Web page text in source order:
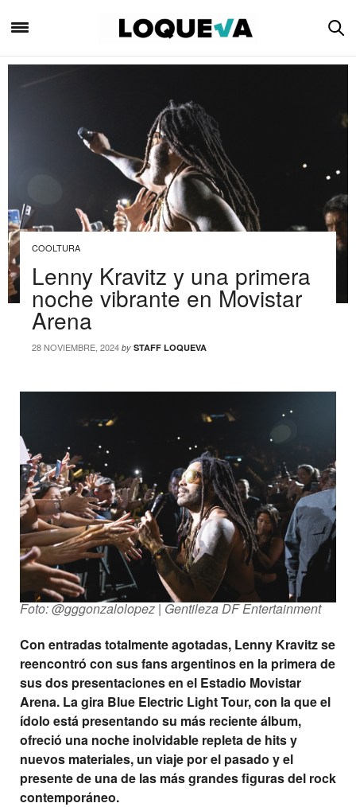
COOLTURA
Lenny Kravitz y una primera
noche vibrante en Movistar
Arena
28 NOVIEMBRE, 2024 by STAFF LOQUEVA
Foto: @gggonzalolopez | Gentileza DF Entertainment
Con entradas totalmente agotadas, Lenny Kravitz se
reencontró con sus fans argentinos en la primera de
sus dos presentaciones en el Estadio Movistar
Arena. La gira Blue Electric Light Tour, con la que el
ídolo está presentando su más reciente álbum,
ofreció una noche inolvidable repleta de hits y
nuevos materiales, un viaje por el pasado y el
presente de una de las más grandes figuras del rock
contemporáneo.